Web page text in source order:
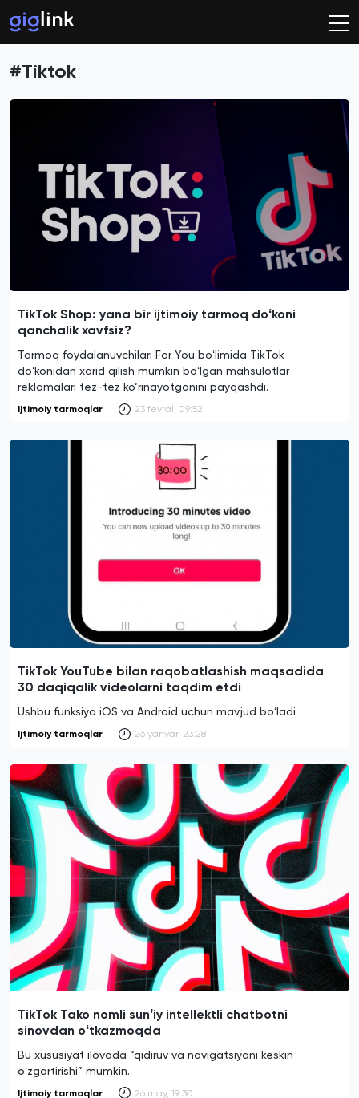
#Tiktok
TikTok Shop: yana bir ijtimoiy tarmoq doʻkoni
qanchalik xavfsiz?
Tarmoq foydalanuvchilari For You boʻlimida TikTok
doʻkonidan xarid qilish mumkin boʻlgan mahsulotlar
reklamalari tez-tez ko‘rinayotganini payqashdi.
Ijtimoiy tarmoqlar 23 fevral, 09:52
TikTok YouTube bilan raqobatlashish maqsadida
30 daqiqalik videolarni taqdim etdi
Ushbu funksiya iOS va Android uchun mavjud boʻladi
Ijtimoiy tarmoqlar 26 yanvar, 23:28
TikTok Tako nomli sunʼiy intellektli chatbotni
sinovdan oʻtkazmoqda
Bu xususiyat ilovada “qidiruv va navigatsiyani keskin
oʻzgartirishi” mumkin.
Ijtimoiy tarmoqlar 26 may, 19:30